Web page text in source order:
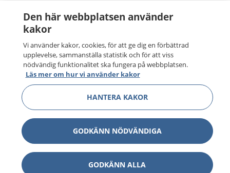
Den här webbplatsen använder
kakor
Vi använder kakor, cookies, för att ge dig en förbättrad
upplevelse, sammanställa statistik och för att viss
nödvändig funktionalitet ska fungera på webbplatsen.
Läs mer om hur vi använder kakor
HANTERA KAKOR
GODKÄNN NÖDVÄNDIGA
GODKÄNN ALLA